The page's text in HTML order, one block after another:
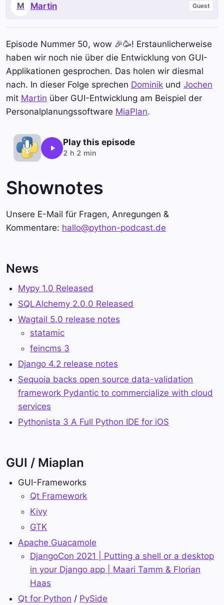
M Martin Guest
Episode Nummer 50, wow 🎉🥳! Erstaunlicherweise
haben wir noch nie über die Entwicklung von GUI-
Applikationen gesprochen. Das holen wir diesmal
nach. In dieser Folge sprechen Dominik und Jochen
mit Martin über GUI-Entwicklung am Beispiel der
Personalplanungssoftware MiaPlan.
Play this episode
2 h 2 min
Shownotes
Unsere E-Mail für Fragen, Anregungen &
Kommentare: hallo@python-podcast.de
News
Mypy 1.0 Released
SQLAlchemy 2.0.0 Released
Wagtail 5.0 release notes
statamic
feincms 3
Django 4.2 release notes
Sequoia backs open source data-validation
framework Pydantic to commercialize with cloud
services
Pythonista 3 A Full Python IDE for iOS
GUI / Miaplan
GUI-Frameworks
Qt Framework
Kivy
GTK
Apache Guacamole
DjangoCon 2021 | Putting a shell or a desktop
in your Django app | Maari Tamm & Florian
Haas
Qt for Python / PySide